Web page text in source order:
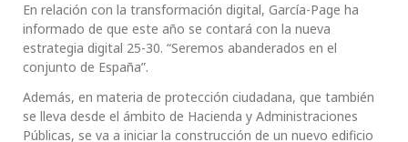
En relación con la transformación digital, García-Page ha
informado de que este año se contará con la nueva
estrategia digital 25-30. “Seremos abanderados en el
conjunto de España”.
Además, en materia de protección ciudadana, que también
se lleva desde el ámbito de Hacienda y Administraciones
Públicas, se va a iniciar la construcción de un nuevo edificio